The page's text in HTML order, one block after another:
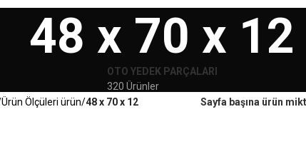
48 x 70 x 12
OTO YEDEK PARÇALARI
320 Ürünler
Ürün Ölçüleri ürün 48 x 70 x 12 Sayfa başına ürün